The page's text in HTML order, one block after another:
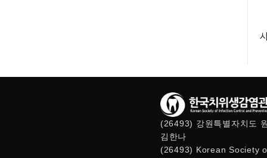
(26493) 강원특별자치도
김한나
(26493) Korean Society